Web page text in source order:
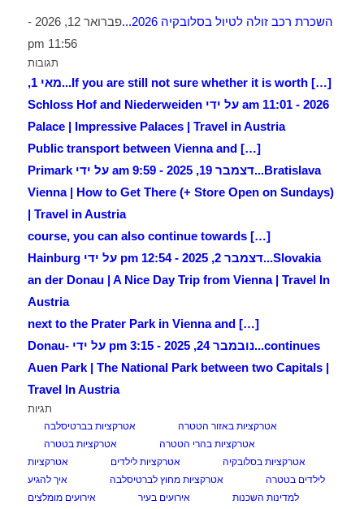
השכרת רכב זולה לטיול בסלובקיה 2026...
פברואר 12, 2026 -
11:56 pm
תגובות
[…] If you are still not sure whether it is worth...
מאי 1,
2026 - 11:01 am על ידי Schloss Hof and Niederweiden
Palace | Impressive Palaces | Travel in Austria
[…] Public transport between Vienna and
Bratislava...
דצמבר 19, 2025 - 9:59 am על ידי Primark
Vienna | How to Get There (+ Store Open on Sundays)
| Travel in Austria
[…] course, you can also continue towards
Slovakia...
דצמבר 2, 2025 - 12:54 pm על ידי Hainburg
an der Donau | A Nice Day Trip from Vienna | Travel In
Austria
[…] next to the Prater Park in Vienna and
continues...
נובמבר 24, 2025 - 3:15 pm על ידי Donau-
Auen Park | The National Park between two Capitals |
Travel In Austria
תגיות
אטרקציות באזור הטטרה
אטרקציות בברטיסלבה
אטרקציות בהרי הטטרה
אטרקציות בטטרה
אטרקציות בסלובקיה
אטרקציות לילדים
אטרקציות
לילדים בטטרה
אטרקציות מחוץ לברטיסלבה
איך להגיע
למדינות השכנות
אירועים בעיר
אירועים מומלצים